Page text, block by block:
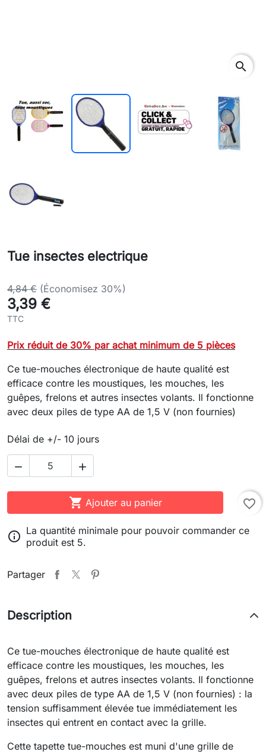
search
Tue insectes electrique
4,84 € (Économisez 30%)
3,39 €
TTC
Prix réduit de 30% par achat minimum de 5 pièces
Ce tue-mouches électronique de haute qualité est
efficace contre les moustiques, les mouches, les
guêpes, frelons et autres insectes volants. Il fonctionne
avec deux piles de type AA de 1,5 V (non fournies)
Délai de +/- 10 jours
 
 Ajouter au panier favorite_border
 La quantité minimale pour pouvoir commander ce
produit est 5.
Partager
Description
Ce tue-mouches électronique de haute qualité est
efficace contre les moustiques, les mouches, les
guêpes, frelons et autres insectes volants. Il fonctionne
avec deux piles de type AA de 1,5 V (non fournies) : la
tension suffisamment élevée tue immédiatement les
insectes qui entrent en contact avec la grille.
Cette tapette tue-mouches est muni d'une grille de